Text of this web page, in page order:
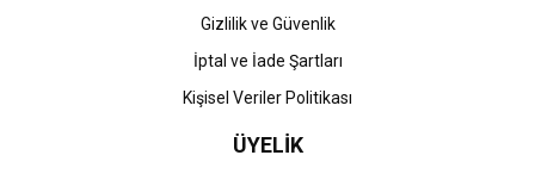
Gizlilik ve Güvenlik
İptal ve İade Şartları
Kişisel Veriler Politikası
ÜYELİK